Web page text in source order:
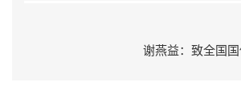
谢燕益：致全国